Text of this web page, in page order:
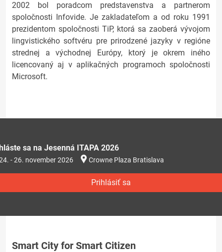
2002 bol poradcom predstavenstva a partnerom
spoločnosti Infovide. Je zakladateľom a od roku 1991
prezidentom spoločnosti TiP, ktorá sa zaoberá vývojom
lingvistického softvéru pre prirodzené jazyky v regióne
strednej a východnej Európy, ktorý je okrem iného
licencovaný aj v aplikačných programoch spoločnosti
Microsoft.
sa na Jesenná ITAPA 2026
- 26. november 2026 Crowne Plaza Bratislava
Prihlásiť sa
Smart City for Smart Citizen